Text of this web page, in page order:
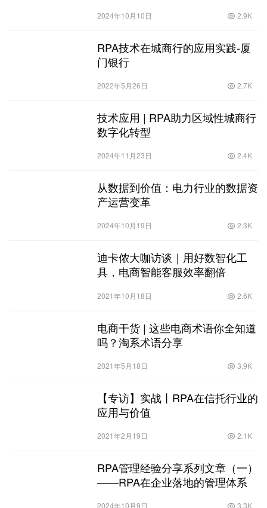
2024年10月10日 2.9K
RPA技术在城商行的应用实践-厦
门银行
2022年5月26日 2.7K
技术应用 | RPA助力区域性城商行
数字化转型
2024年11月23日 2.4K
从数据到价值：电力行业的数据资
产运营变革
2024年10月19日 2.3K
迪卡侬大咖访谈｜用好数智化工
具，电商智能客服效率翻倍
2021年10月18日 2.6K
电商干货 | 这些电商术语你全知道
吗？淘系术语分享
2021年5月18日 3.9K
【专访】实战丨​RPA在信托行业的
应用与价值
2021年2月19日 2.1K
RPA管理经验分享系列文章（一）
——RPA在企业落地的管理体系
2024年10月9日 3.3K